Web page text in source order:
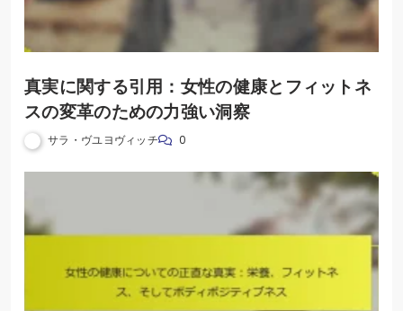
真実に関する引用：女性の健康とフィットネ
スの変革のための力強い洞察
サラ・ヴユヨヴィッチ 0